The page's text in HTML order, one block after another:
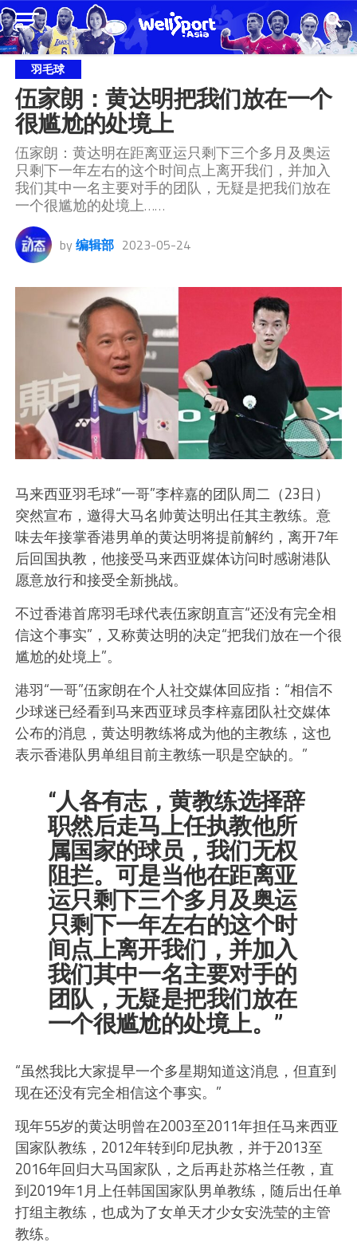
羽毛球
伍家朗：黄达明把我们放在一个
很尴尬的处境上
伍家朗：黄达明在距离亚运只剩下三个多月及奥运
只剩下一年左右的这个时间点上离开我们，并加入
我们其中一名主要对手的团队，无疑是把我们放在
一个很尴尬的处境上……
by 编辑部 2023-05-24
马来西亚羽毛球“一哥”李梓嘉的团队周二（23日）
突然宣布，邀得大马名帅黄达明出任其主教练。意
味去年接掌香港男单的黄达明将提前解约，离开7年
后回国执教，他接受马来西亚媒体访问时感谢港队
愿意放行和接受全新挑战。
不过香港首席羽毛球代表伍家朗直言“还没有完全相
信这个事实”，又称黄达明的决定“把我们放在一个很
尴尬的处境上”。
港羽“一哥”伍家朗在个人社交媒体回应指：“相信不
少球迷已经看到马来西亚球员李梓嘉团队社交媒体
公布的消息，黄达明教练将成为他的主教练，这也
表示香港队男单组目前主教练一职是空缺的。”
“人各有志，黄教练选择辞
职然后走马上任执教他所
属国家的球员，我们无权
阻拦。可是当他在距离亚
运只剩下三个多月及奥运
只剩下一年左右的这个时
间点上离开我们，并加入
我们其中一名主要对手的
团队，无疑是把我们放在
一个很尴尬的处境上。”
“虽然我比大家提早一个多星期知道这消息，但直到
现在还没有完全相信这个事实。”
现年55岁的黄达明曾在2003至2011年担任马来西亚
国家队教练，2012年转到印尼执教，并于2013至
2016年回归大马国家队，之后再赴苏格兰任教，直
到2019年1月上任韩国国家队男单教练，随后出任单
打组主教练，也成为了女单天才少女安洗莹的主管
教练。